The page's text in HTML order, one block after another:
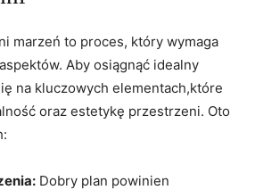
marzeń⁢ to proces, który wymaga
Aby osiągnąć idealny
na ‍kluczowych elementach,które
oraz estetykę ⁤przestrzeni. Oto
Dobry plan powinien